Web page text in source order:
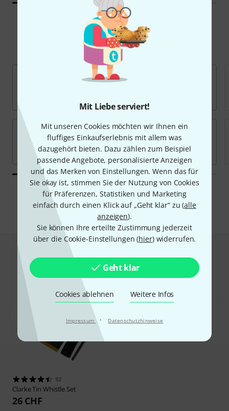
Mit Liebe serviert!
Mit unseren Cookies möchten wir Ihnen ein
fluffiges Einkaufserlebnis mit allem was
dazugehört bieten. Dazu zählen zum Beispiel
passende Angebote, personalisierte Anzeigen
und das Merken von Einstellungen. Wenn das für
Sie okay ist, stimmen Sie der Nutzung von Cookies
für Präferenzen, Statistiken und Marketing
einfach durch einen Klick auf „Geht klar“ zu (alle
anzeigen).
Sie können Ihre erteilte Zustimmung jederzeit
über die Cookie-Einstellungen (hier) widerrufen.
Geht klar
Cookies ablehnen Weitere Infos
Impressum · Datenschutzhinweise
Beliebte Marken
Alle Marken
92
ClarkeTin Whistle Set
26 CHF